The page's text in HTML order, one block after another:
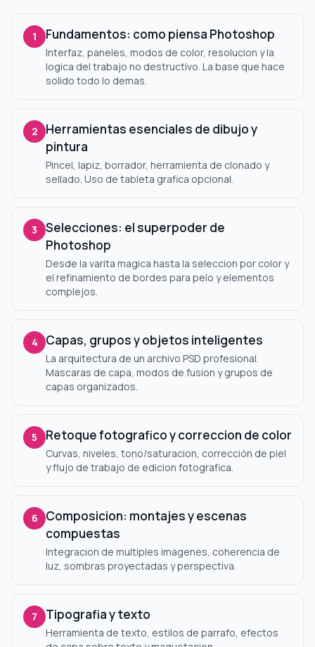
1 Fundamentos: como piensa Photoshop
Interfaz, paneles, modos de color, resolucion y la
logica del trabajo no destructivo. La base que hace
solido todo lo demas.
2
Herramientas esenciales de dibujo y
pintura
Pincel, lapiz, borrador, herramienta de clonado y
sellado. Uso de tableta grafica opcional.
3
Selecciones: el superpoder de
Photoshop
Desde la varita magica hasta la seleccion por color y
el refinamiento de bordes para pelo y elementos
complejos.
4 Capas, grupos y objetos inteligentes
La arquitectura de un archivo PSD profesional.
Mascaras de capa, modos de fusion y grupos de
capas organizados.
5 Retoque fotografico y correccion de color
Curvas, niveles, tono/saturacion, corrección de piel
y flujo de trabajo de edicion fotografica.
6
Composicion: montajes y escenas
compuestas
Integracion de multiples imagenes, coherencia de
luz, sombras proyectadas y perspectiva.
7 Tipografia y texto
Herramienta de texto, estilos de parrafo, efectos